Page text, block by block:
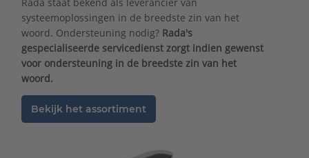
Rada staat bekend als leverancier van
systeemoplossingen in de breedste zin van het
woord. Ondersteuning nodig? Rada's
gespecialiseerde servicedienst zorgt indien gewenst
voor ondersteuning in de breedste zin van het
woord.
Bekijk het assortiment